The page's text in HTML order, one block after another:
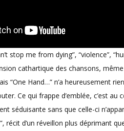
stop me from dying”, “violence”,
cathartique des chansons,
“One Hand…” n’a heureusement
Ce qui frappe d’emblée, c’est au
séduisante sans que celle-ci
récit d’un réveillon plus déprimant